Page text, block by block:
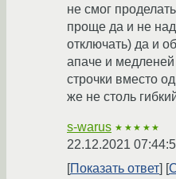
не смог
проще да и не
отключать) да и
апаче и
строчки вместо
же не столь
s-warus ★★★★★
22.12.2021
Показать ответ